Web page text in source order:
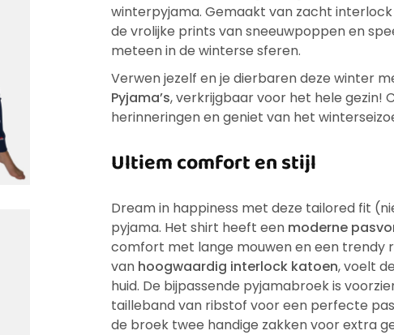
winterpyjama. Gemaakt van zacht
de vrolijke prints van sneeuwpoppen en
meteen in de winterse sferen.
Verwen jezelf en je dierbaren deze winter
Pyjama’s, verkrijgbaar voor het hele gezin!
herinneringen en geniet van het
Ultiem comfort en stijl
Dream in happiness met deze tailored fit
pyjama. Het shirt heeft een moderne
comfort met lange mouwen en een trendy
van hoogwaardig interlock katoen, voelt
huid. De bijpassende pyjamabroek is
tailleband van ribstof voor een perfecte
de broek twee handige zakken voor extra